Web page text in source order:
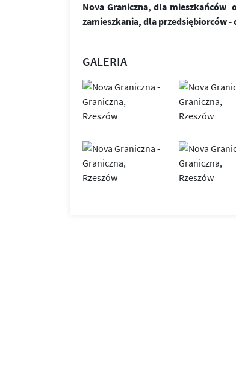
Nova Graniczna, dla mieszkańców
zamieszkania, dla przedsiębiorców
GALERIA